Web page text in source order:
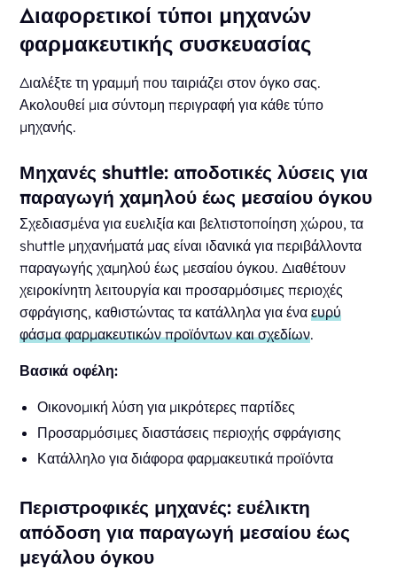
Διαφορετικοί τύποι μηχανών
φαρμακευτικής συσκευασίας
Διαλέξτε τη γραμμή που ταιριάζει στον όγκο σας.
Ακολουθεί μια σύντομη περιγραφή για κάθε τύπο
μηχανής.
Μηχανές shuttle: αποδοτικές λύσεις για
παραγωγή χαμηλού έως μεσαίου όγκου
Σχεδιασμένα για ευελιξία και βελτιστοποίηση χώρου, τα
shuttle μηχανήματά μας είναι ιδανικά για περιβάλλοντα
παραγωγής χαμηλού έως μεσαίου όγκου. Διαθέτουν
χειροκίνητη λειτουργία και προσαρμόσιμες περιοχές
σφράγισης, καθιστώντας τα κατάλληλα για έναευρύ
φάσμα φαρμακευτικών προϊόντων και σχεδίων.
Βασικά οφέλη:
Οικονομική λύση για μικρότερες παρτίδες
Προσαρμόσιμες διαστάσεις περιοχής σφράγισης
Κατάλληλο για διάφορα φαρμακευτικά προϊόντα
Περιστροφικές μηχανές: ευέλικτη
απόδοση για παραγωγή μεσαίου έως
μεγάλου όγκου